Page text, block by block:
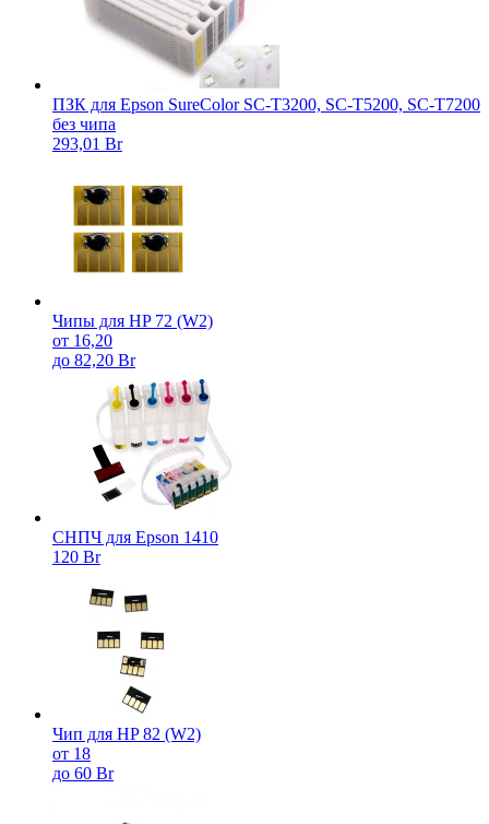
ПЗК для Epson SureColor SC-T3200, SC-T5200, SC-T7200
без чипа
293,01 Br
Чипы для HP 72 (W2)
от 16,20
до 82,20 Br
СНПЧ для Epson 1410
120 Br
Чип для HP 82 (W2)
от 18
до 60 Br